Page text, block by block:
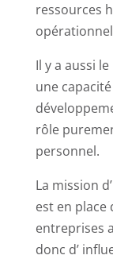
ressources
Il y a aussi
une
rôle
personnel.
La mission
est en place
entreprises
donc d’